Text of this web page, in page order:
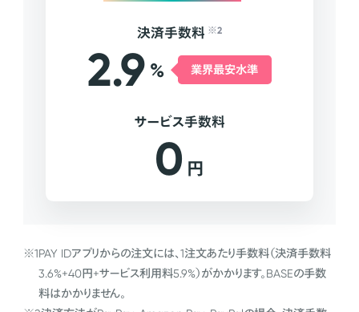
決済手数料 ※2
2.9 % 業界最安水準
サービス手数料
0 円
※1PAY IDアプリからの注文には、1注文あたり手数料（決済手数料
3.6%+40円+サービス利用料5.9%）がかかります。BASEの手数
料はかかりません。